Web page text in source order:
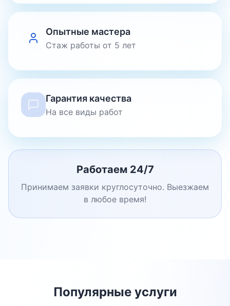
Опытные мастера
Стаж работы от 5 лет
Гарантия качества
На все виды работ
Работаем 24/7
Принимаем заявки круглосуточно. Выезжаем
в любое время!
Популярные услуги